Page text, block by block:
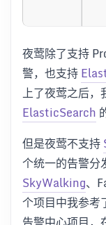
夜莺除了支持
警，也支持
上了夜莺之后
ElasticSearch
但是夜莺不支持
个统一的告警分
SkyWalking、
个项目中我参考